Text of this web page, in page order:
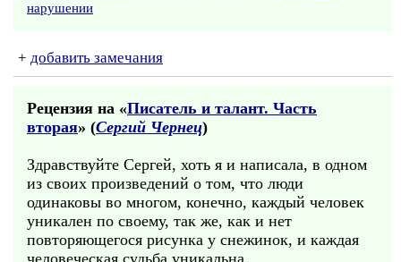
нарушении
+ добавить замечания
Рецензия на «Писатель и талант. Часть
вторая» (Сергий Чернец)
Здравствуйте Сергей, хоть я и написала, в одном
из своих произведений о том, что люди
одинаковы во многом, конечно, каждый человек
уникален по своему, так же, как и нет
повторяющегося рисунка у снежинок, и каждая
человеческая судьба уникальна.